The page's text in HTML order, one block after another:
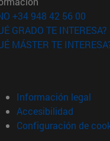
+34 948 42 56 00
GRADO TE INTERESA?
MÁSTER TE
Información legal
Accesibilidad
Configuración de